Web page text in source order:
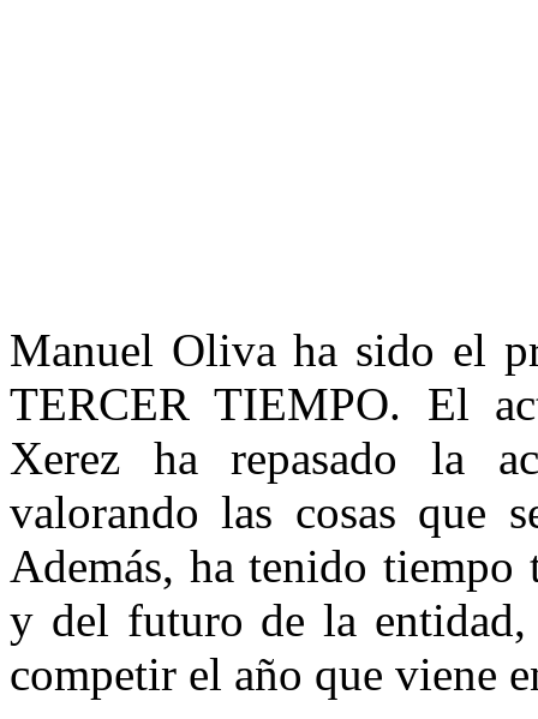
Manuel Oliva ha sido el
TERCER TIEMPO. El
Xerez ha repasado la
valorando las cosas
Además, ha tenido tiempo
y del futuro de la entidad,
competir el año que viene